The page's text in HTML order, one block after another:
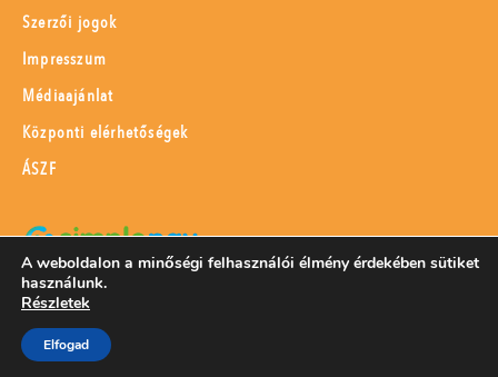
Szerzői jogok
Impresszum
Médiaajánlat
Központi elérhetőségek
ÁSZF
SimplePay adattovábbítási nyilatkozat
A weboldalon a minőségi felhasználói élmény érdekében sütiket
használunk.
Részletek
Elfogad